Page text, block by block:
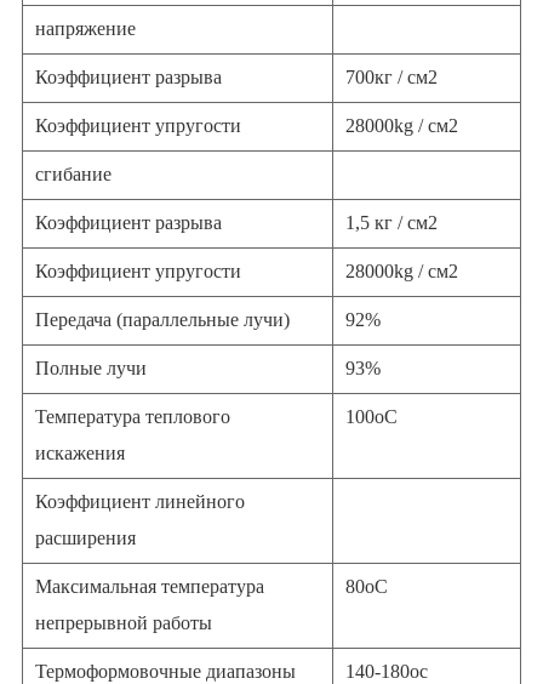
напряжение
Коэффициент разрыва 700кг / см2
Коэффициент упругости 28000kg / см2
сгибание
Коэффициент разрыва 1,5 кг / см2
Коэффициент упругости 28000kg / см2
Передача (параллельные лучи) 92%
Полные лучи 93%
Температура теплового
искажения
100oC
Коэффициент линейного
расширения
Максимальная температура
непрерывной работы
80oC
Термоформовочные диапазоны 140-180oc